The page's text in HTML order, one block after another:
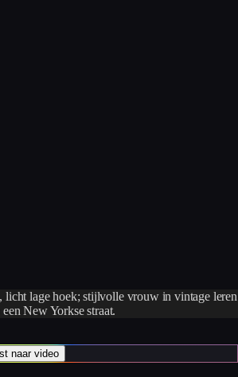
licht lage hoek; stijlvolle vrouw in vintage leren
New Yorkse straat.
naar video